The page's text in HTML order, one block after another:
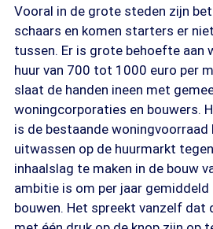
Vooral in de grote steden zijn
schaars en komen starters er
tussen. Er is grote behoefte aan
huur van 700 tot 1000 euro per
slaat de handen ineen met
woningcorporaties en bouwers.
is de bestaande
uitwassen op de huurmarkt
inhaalslag te maken in de bouw
ambitie is om per jaar
bouwen. Het spreekt vanzelf dat